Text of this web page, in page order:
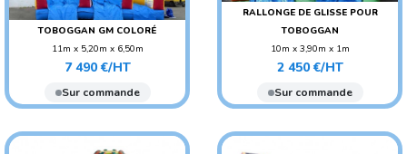
TOBOGGAN GM COLORÉ
11m x 5,20m x 6,50m
POIDS : 450 KG
AGE CONSEILLÉ :
ADO/ADULTE
Prix
7 490 €/HT
Sur commande
RALLONGE DE GLISSE POUR
TOBOGGAN
10m x 3,90m x 1m
POIDS : 130 KG
AGE CONSEILLÉ :
ADO/ADULTE
Prix
2 450 €/HT
Sur commande